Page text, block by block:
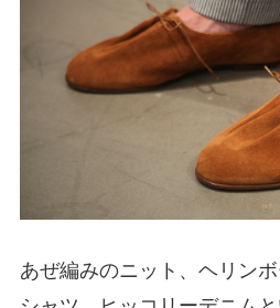
あぜ編みのニット、ヘリン